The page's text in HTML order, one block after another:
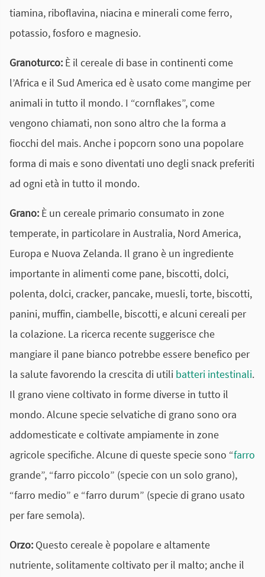
tiamina, riboflavina, niacina e minerali come ferro,
potassio, fosforo e magnesio.
Granoturco: È il cereale di base in continenti come
l’Africa e il Sud America ed è usato come mangime per
animali in tutto il mondo. I “cornflakes”, come
vengono chiamati, non sono altro che la forma a
fiocchi del mais. Anche i popcorn sono una popolare
forma di mais e sono diventati uno degli snack preferiti
ad ogni età in tutto il mondo.
Grano: È un cereale primario consumato in zone
temperate, in particolare in Australia, Nord America,
Europa e Nuova Zelanda. Il grano è un ingrediente
importante in alimenti come pane, biscotti, dolci,
polenta, dolci, cracker, pancake, muesli, torte, biscotti,
panini, muffin, ciambelle, biscotti, e alcuni cereali per
la colazione. La ricerca recente suggerisce che
mangiare il pane bianco potrebbe essere benefico per
la salute favorendo la crescita di utili batteri intestinali.
Il grano viene coltivato in forme diverse in tutto il
mondo. Alcune specie selvatiche di grano sono ora
addomesticate e coltivate ampiamente in zone
agricole specifiche. Alcune di queste specie sono “farro
grande”, “farro piccolo” (specie con un solo grano),
“farro medio” e “farro durum” (specie di grano usato
per fare semola).
Orzo: Questo cereale è popolare e altamente
nutriente, solitamente coltivato per il malto; anche il